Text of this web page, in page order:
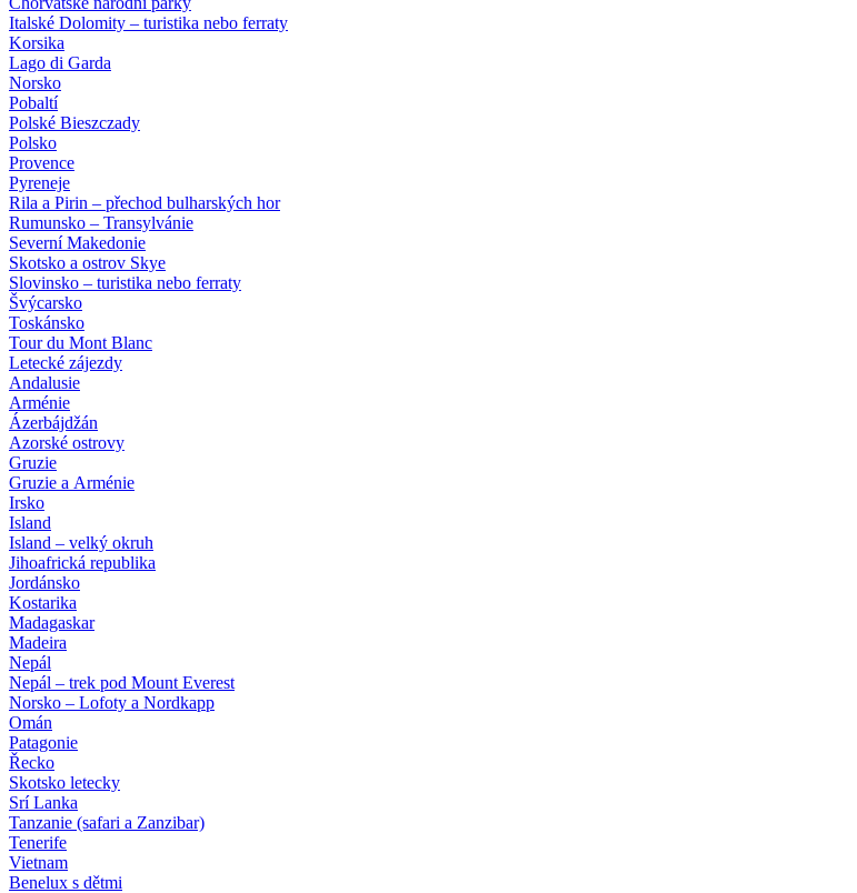
Italské Dolomity – turistika nebo ferraty
Korsika
Lago di Garda
Norsko
Pobaltí
Polské Bieszczady
Polsko
Provence
Pyreneje
Rila a Pirin – přechod bulharských hor
Rumunsko – Transylvánie
Severní Makedonie
Skotsko a ostrov Skye
Slovinsko – turistika nebo ferraty
Švýcarsko
Toskánsko
Tour du Mont Blanc
Letecké zájezdy
Andalusie
Arménie
Ázerbájdžán
Azorské ostrovy
Gruzie
Gruzie a Arménie
Irsko
Island
Island – velký okruh
Jihoafrická republika
Jordánsko
Kostarika
Madagaskar
Madeira
Nepál
Nepál – trek pod Mount Everest
Norsko – Lofoty a Nordkapp
Omán
Patagonie
Řecko
Skotsko letecky
Srí Lanka
Tanzanie (safari a Zanzibar)
Tenerife
Vietnam
Benelux s dětmi